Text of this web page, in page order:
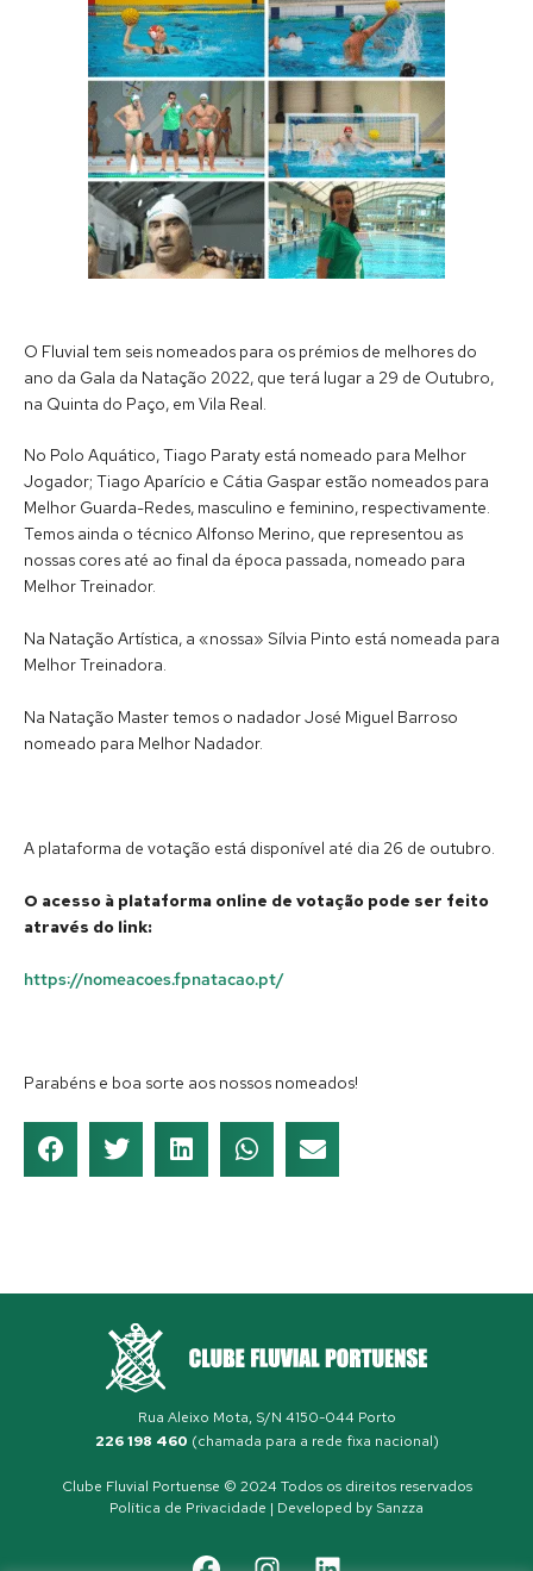
O Fluvial tem seis nomeados para os prémios de melhores do
ano da Gala da Natação 2022, que terá lugar a 29 de Outubro,
na Quinta do Paço, em Vila Real.
No Polo Aquático, Tiago Paraty está nomeado para Melhor
Jogador; Tiago Aparício e Cátia Gaspar estão nomeados para
Melhor Guarda-Redes, masculino e feminino, respectivamente.
Temos ainda o técnico Alfonso Merino, que representou as
nossas cores até ao final da época passada, nomeado para
Melhor Treinador.
Na Natação Artística, a «nossa» Sílvia Pinto está nomeada para
Melhor Treinadora.
Na Natação Master temos o nadador José Miguel Barroso
nomeado para Melhor Nadador.
A plataforma de votação está disponível até dia 26 de outubro.
O acesso à plataforma online de votação pode ser feito
através do link:
https://nomeacoes.fpnatacao.pt/
Parabéns e boa sorte aos nossos nomeados!
Rua Aleixo Mota, S/N 4150-044 Porto
226 198 460 (chamada para a rede fixa nacional)
Clube Fluvial Portuense © 2024 Todos os direitos reservados
Política de Privacidade | Developed by Sanzza